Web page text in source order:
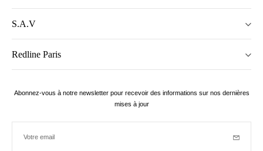
S.A.V
Redline Paris
Abonnez-vous à notre newsletter pour recevoir des informations sur nos dernières
mises à jour
Votre email